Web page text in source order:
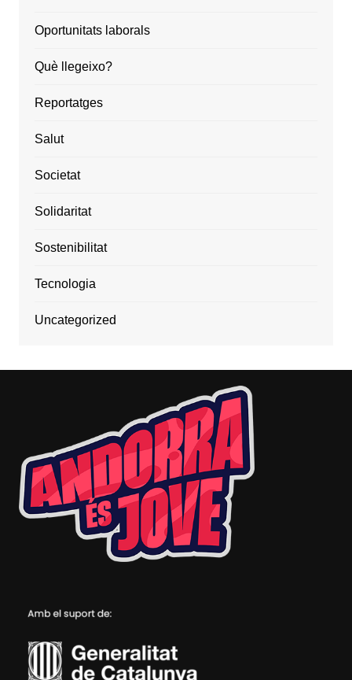
Oportunitats laborals
Què llegeixo?
Reportatges
Salut
Societat
Solidaritat
Sostenibilitat
Tecnologia
Uncategorized